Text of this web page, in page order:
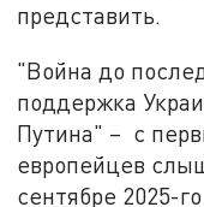
представить.
"Война до
поддержка
Путина" – с
европейцев
сентябре 2025-